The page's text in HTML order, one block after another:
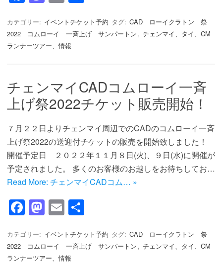
c
e
o
k
st
o
n
ail
カテゴリー: イベントチケット予約 タグ: CAD ローイクラトン 祭
2022 コムローイ 一斉上げ サンパートン , チェンマイ、タイ、CM
ランナーツアー、情報
チェンマイCADコムローイ一斉
上げ祭2022チケット販売開始！
７月２２日よりチェンマイ周辺でのCADのコムローイ一斉
上げ祭2022の送迎付チケットの販売を開始致しました！
開催予定日 ２０２２年１１月８日(火)、９日(水)に開催が
予定されました。 多くのお客様のお越しをお待ちしてお…
Read More: チェンマイCADコム… »
F
a
c
e
M
a
st
o
E
m
ail
カテゴリー: イベントチケット予約 タグ: CAD ローイクラトン 祭
2022 コムローイ 一斉上げ サンパートン , チェンマイ、タイ、CM
ランナーツアー、情報